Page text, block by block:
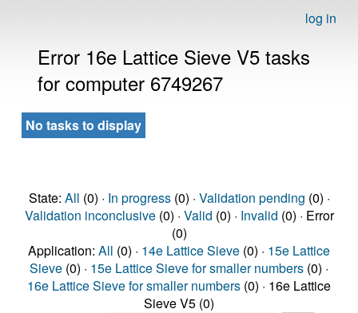
log in
Error 16e Lattice Sieve V5 tasks
for computer 6749267
No tasks to display
State: All (0) · In progress(0) · Validation pending (0) ·
Validation inconclusive(0) · Valid (0) · Invalid (0) · Error
(0)
Application: All (0) · 14e Lattice Sieve (0) · 15e Lattice
Sieve (0) · 15e Lattice Sieve for smaller numbers (0) ·
16e Lattice Sieve for smaller numbers (0) · 16e Lattice
Sieve V5 (0)